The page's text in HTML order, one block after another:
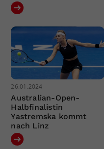
26.01.2024
Australian-Open-
Halbfinalistin
Yastremska kommt
nach Linz